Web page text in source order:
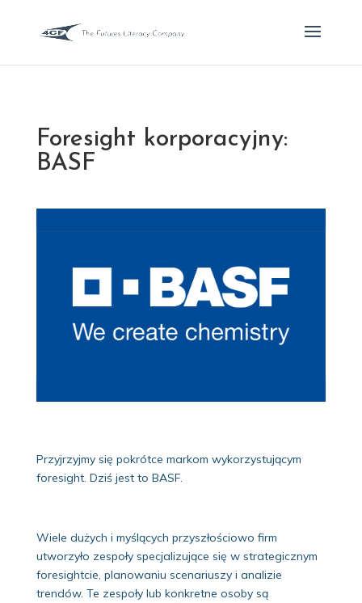
Foresight korporacyjny:
BASF
Przyjrzyjmy się pokrótce markom wykorzystującym
foresight. Dziś jest to BASF.
Wiele dużych i myślących przyszłościowo firm
utworzyło zespoły specjalizujące się w strategicznym
foresightcie, planowaniu scenariuszy i analizie
trendów. Te zespoły lub konkretne osoby są